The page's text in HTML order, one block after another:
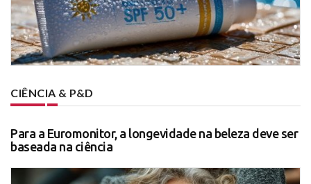
CIÊNCIA & P&D
Para a Euromonitor, a longevidade na beleza deve ser
baseada na ciência